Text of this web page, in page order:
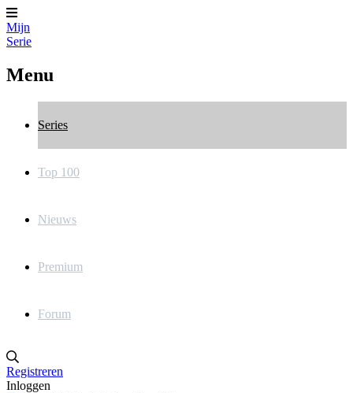
Mijn
Serie
Menu
Series
Top 100
Nieuws
Premium
Forum
Registreren
Inloggen